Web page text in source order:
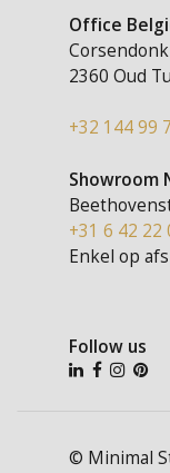
Office
2360 Oud
+32 144 99
Showroom
+31 6 42 22
Enkel op
Follow us
© Minimal